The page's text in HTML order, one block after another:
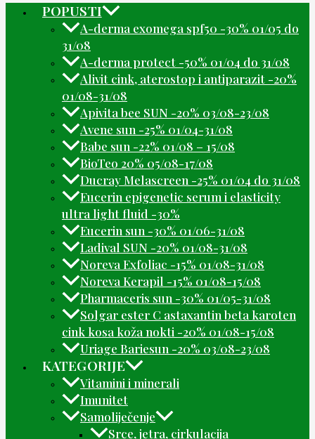
POPUSTI
A-derma exomega spf50 -30% 01/05 do
31/08
A-derma protect -50% 01/04 do 31/08
Alivit cink, aterostop i antiparazit -20%
01/08-31/08
Apivita bee SUN -20% 03/08-23/08
Avene sun -25% 01/04-31/08
Babe sun -22% 01/08 – 15/08
BioTeo 20% 05/08-17/08
Ducray Melascreen -25% 01/04 do 31/08
Eucerin epigenetic serum i elasticity
ultra light fluid -30%
Eucerin sun -30% 01/06-31/08
Ladival SUN -20% 01/08-31/08
Noreva Exfoliac -15% 01/08-31/08
Noreva Kerapil -15% 01/08-15/08
Pharmaceris sun -30% 01/05-31/08
Solgar ester C astaxantin beta karoten
cink kosa koža nokti -20% 01/08-15/08
Uriage Bariesun -20% 03/08-23/08
KATEGORIJE
Vitamini i minerali
Imunitet
Samoliječenje
Srce, jetra, cirkulacija